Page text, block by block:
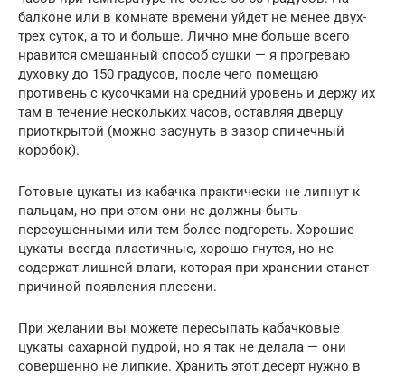
балконе или в комнате времени уйдет не менее двух-
трех суток, а то и больше. Лично мне больше всего
нравится смешанный способ сушки — я прогреваю
духовку до 150 градусов, после чего помещаю
противень с кусочками на средний уровень и держу их
там в течение нескольких часов, оставляя дверцу
приоткрытой (можно засунуть в зазор спичечный
коробок).
Готовые цукаты из кабачка практически не липнут к
пальцам, но при этом они не должны быть
пересушенными или тем более подгореть. Хорошие
цукаты всегда пластичные, хорошо гнутся, но не
содержат лишней влаги, которая при хранении станет
причиной появления плесени.
При желании вы можете пересыпать кабачковые
цукаты сахарной пудрой, но я так не делала — они
совершенно не липкие. Хранить этот десерт нужно в